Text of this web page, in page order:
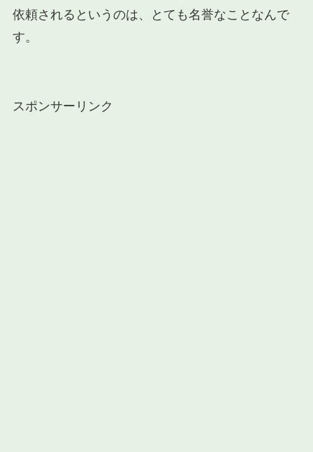
依頼されるというのは、とても名誉なことなんで
す。
スポンサーリンク